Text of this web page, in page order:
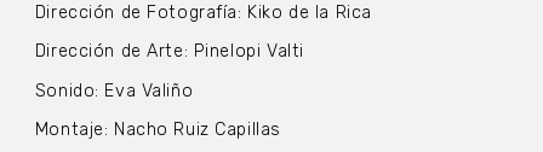
Dirección de Fotografía: Kiko de la Rica
Dirección de Arte: Pinelopi Valti
Sonido: Eva Valiño
Montaje: Nacho Ruiz Capillas